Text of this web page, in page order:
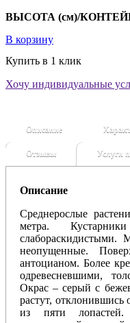
ВЫСОТА (см)/
В корзину
Купить в 1 клик
Хочу индивидуальные
Описание
Отзывы Услуги
Описание
Среднерослые
метра.
слабораскидистыми.
неопущенные.
антоцианом. Более
одревесневшими,
Окрас – серый с
растут, отклонившись
из пяти